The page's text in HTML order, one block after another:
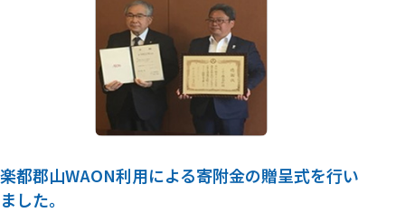
楽都郡山WAON利用による寄附金の贈呈式を行い
ました。